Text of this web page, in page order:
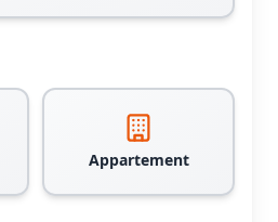
Appartement